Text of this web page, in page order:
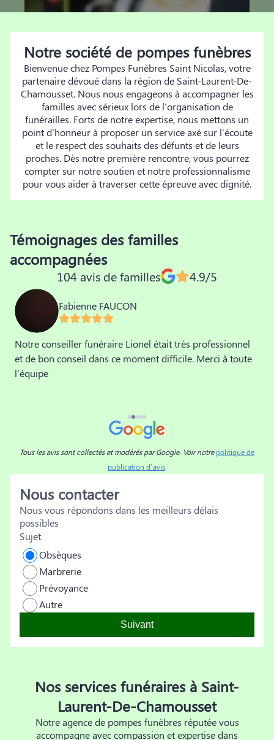
Notre société de pompes funèbres
Bienvenue chez Pompes Funèbres Saint Nicolas, votre
partenaire dévoué dans la région de Saint-Laurent-De-
Chamousset. Nous nous engageons à accompagner les
familles avec sérieux lors de l'organisation de
funérailles. Forts de notre expertise, nous mettons un
point d'honneur à proposer un service axé sur l'écoute
et le respect des souhaits des défunts et de leurs
proches. Dès notre première rencontre, vous pourrez
compter sur notre soutien et notre professionnalisme
pour vous aider à traverser cette épreuve avec dignité.
Témoignages des familles
accompagnées
104 avis de familles 4.9/5
Fabienne FAUCON
Notre conseiller funéraire Lionel était très professionnel
et de bon conseil dans ce moment difficile. Merci à toute
l'équipe
Tous les avis sont collectés et modérés par Google. Voir notrepolitique de
publication d’avis.
Nous contacter
Nous vous répondons dans les meilleurs délais
possibles
Sujet
Obsèques
Marbrerie
Prévoyance
Autre
Suivant
Nos services funéraires à Saint-
Laurent-De-Chamousset
Notre agence de pompes funèbres réputée vous
accompagne avec compassion et expertise dans